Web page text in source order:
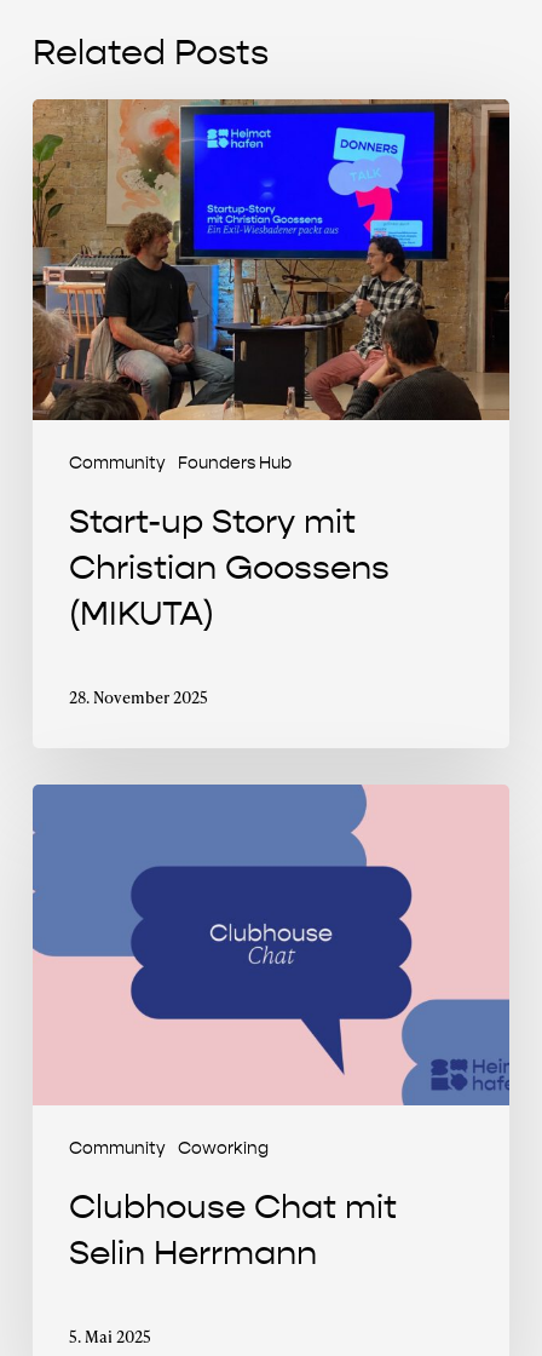
Related Posts
Community Founders Hub
Start-
up
Story
mit
Christian
Goossens
(MIKUTA)
Start-up Story mit
Christian Goossens
(MIKUTA)
28. November 2025
Community Coworking
Chat
Selin
Clubhouse Chat mit
Selin Herrmann
5. Mai 2025